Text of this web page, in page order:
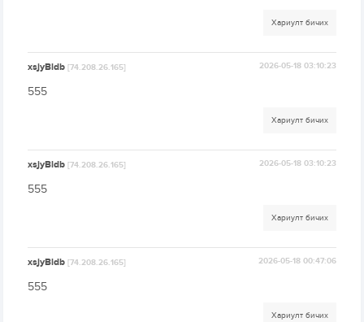
Хариулт бичих
xsjyBldb[74.208.26.165] 2026-05-18 03:10:23
555
Хариулт бичих
xsjyBldb[74.208.26.165] 2026-05-18 03:10:23
555
Хариулт бичих
xsjyBldb[74.208.26.165] 2026-05-18 00:47:06
555
Хариулт бичих